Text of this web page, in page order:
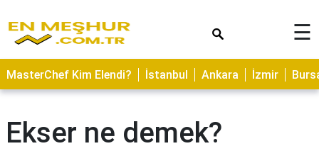
ASTROLOJİ
SAĞLIK
TARİFLERİ
☰
MasterChef Kim Elendi? İstanbul Ankara İzmir
Ekser ne demek?